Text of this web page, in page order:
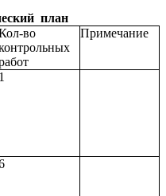
план
во
Примечание
1